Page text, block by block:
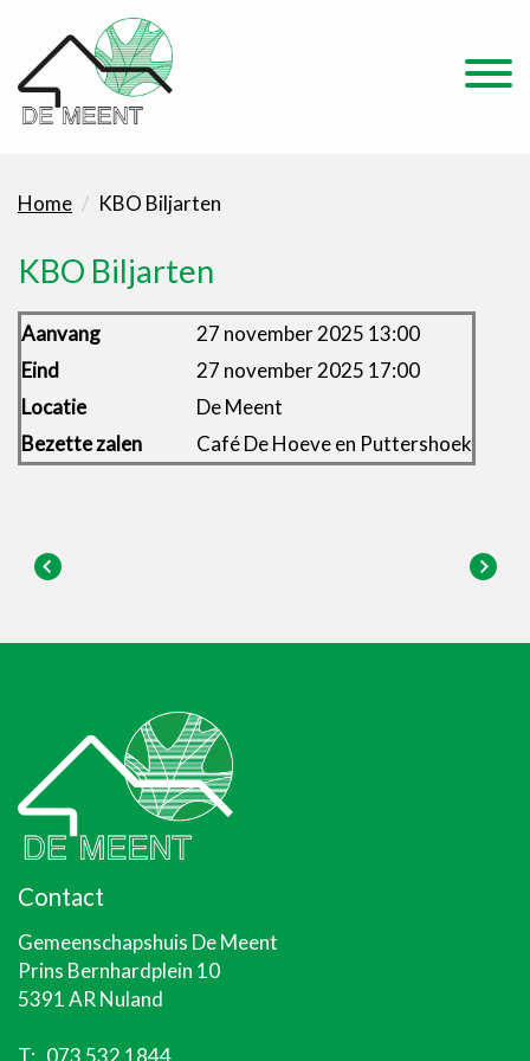
Home KBO Biljarten
KBO Biljarten
Aanvang
27 november 2025 13:00
Eind
27 november 2025 17:00
Locatie
De Meent
Bezette zalen
Café De Hoeve en Puttershoek
Contact
Gemeenschapshuis De Meent
Prins Bernhardplein 10
5391 AR Nuland
T: 073 532 1844